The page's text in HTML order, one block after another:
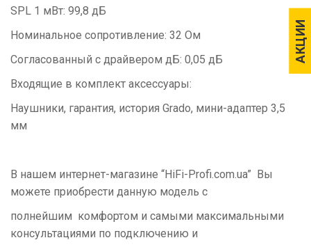
АКЦИИ
АКЦИИ
SPL 1 мВт: 99,8 дБ
Номинальное сопротивление: 32 Ом
Согласованный с драйвером дБ: 0,05 дБ
Входящие в комплект аксессуары:
Наушники, гарантия, история Grado, мини-адаптер 3,5
мм
В нашем интернет-магазине “HiFi-Profi.com.ua” Вы
можете приобрести данную модель с
полнейшим комфортом и самыми максимальными
консультациями по подключению и